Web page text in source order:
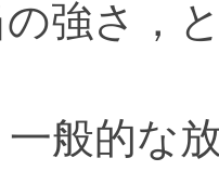
強さ，
一般的な